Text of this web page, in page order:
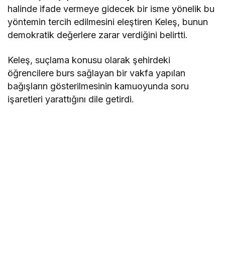
halinde ifade vermeye gidecek bir isme yönelik bu
yöntemin tercih edilmesini eleştiren Keleş, bunun
demokratik değerlere zarar verdiğini belirtti.
Keleş, suçlama konusu olarak şehirdeki
öğrencilere burs sağlayan bir vakfa yapılan
bağışların gösterilmesinin kamuoyunda soru
işaretleri yarattığını dile getirdi.